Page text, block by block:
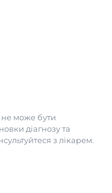
не може бути
діагнозу та
з лікарем.